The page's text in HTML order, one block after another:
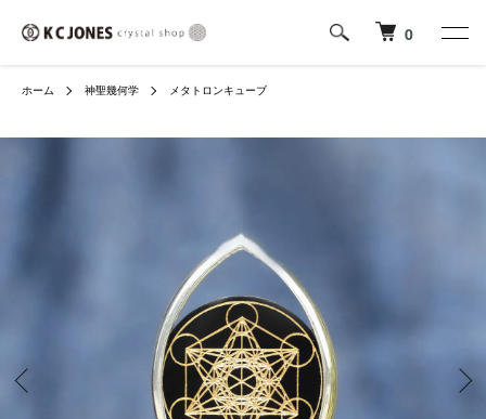
0
ホーム 神聖幾何学 メタトロンキューブ